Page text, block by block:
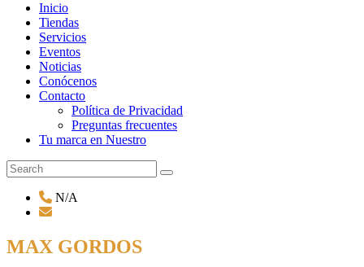
Inicio
Tiendas
Servicios
Eventos
Noticias
Conócenos
Contacto
Política de Privacidad
Preguntas frecuentes
Tu marca en Nuestro
N/A
MAX GORDOS